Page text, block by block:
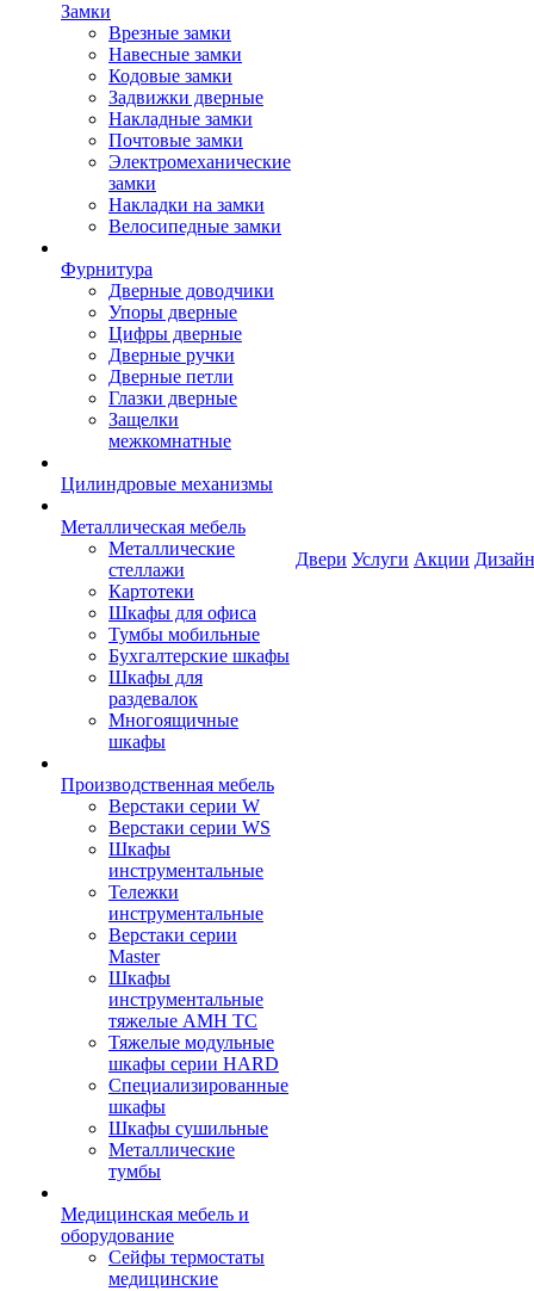
Замки
Врезные замки
Навесные замки
Кодовые замки
Задвижки дверные
Накладные замки
Почтовые замки
Электромеханические
замки
Накладки на замки
Велосипедные замки
Фурнитура
Дверные доводчики
Упоры дверные
Цифры дверные
Дверные ручки
Дверные петли
Глазки дверные
Защелки
межкомнатные
Цилиндровые механизмы
Металлическая мебель
Металлические
стеллажи
Картотеки
Шкафы для офиса
Тумбы мобильные
Бухгалтерские шкафы
Шкафы для
раздевалок
Многоящичные
шкафы
Производственная мебель
Верстаки серии W
Верстаки серии WS
Шкафы
инструментальные
Тележки
инструментальные
Верстаки серии
Master
Шкафы
инструментальные
тяжелые AMH TC
Тяжелые модульные
шкафы серии HARD
Cпециализированные
шкафы
Шкафы сушильные
Металлические
тумбы
Медицинская мебель и
оборудование
Сейфы термостаты
медицинские
Двери Услуги Акции